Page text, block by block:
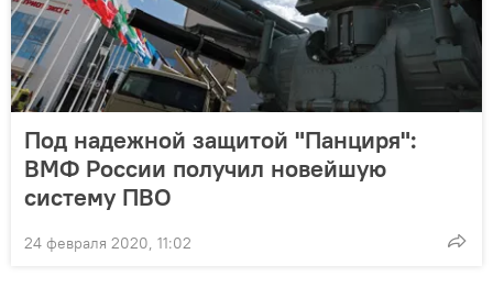
Под надежной защитой "Панциря":
ВМФ России получил новейшую
систему ПВО
24 февраля 2020, 11:02